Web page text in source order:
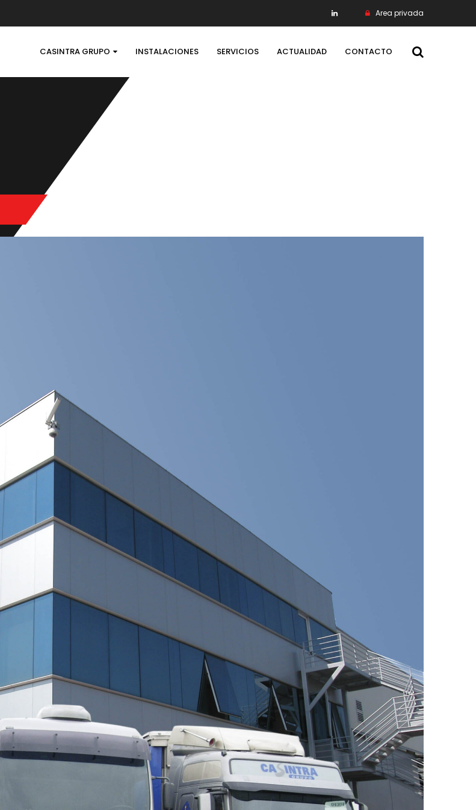
Area privada
CASINTRA GRUPO INSTALACIONES SERVICIOS ACTUALIDAD CONTACTO